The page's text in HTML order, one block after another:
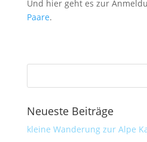
Und hier geht es zur
Paare.
Neueste Beiträge
kleine Wanderung zur Alpe